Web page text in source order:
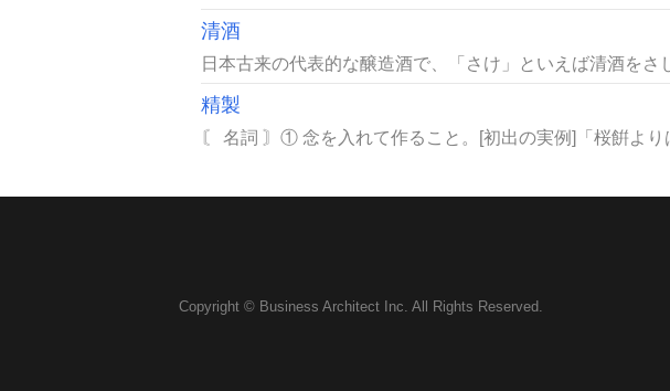
清酒
日本古来の代表的な醸造酒で、「さけ」といえば清酒を
精製
〘 名詞 〙① 念を入れて作ること。[初出の実例]「桜餠よ
Copyright © Business Architect Inc. All Rights Reserved.